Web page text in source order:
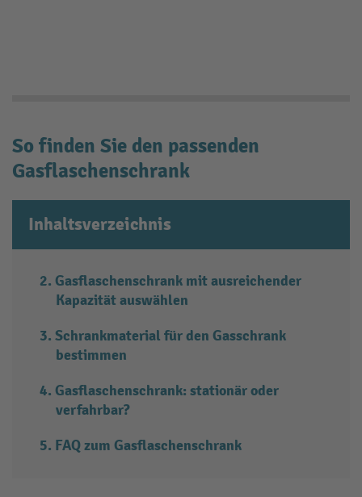
So finden Sie den passenden
Gasflaschenschrank
Inhaltsverzeichnis
Gasflaschenschrank mit ausreichender
Kapazität auswählen
Schrankmaterial für den Gasschrank
bestimmen
Gasflaschenschrank: stationär oder
verfahrbar?
FAQ zum Gasflaschenschrank